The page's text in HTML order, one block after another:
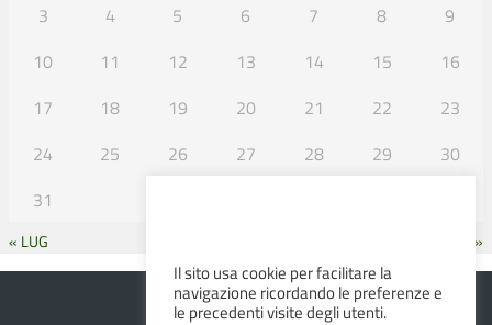
3
4 5 6 7 8
9
10
11 12 13 14 15
16
17
18 19 20 21 22
23
24
25 26 27 28 29
30
31
« LUG
SET »
Il sito usa cookie per facilitare la
navigazione ricordando le preferenze e
le precedenti visite degli utenti.